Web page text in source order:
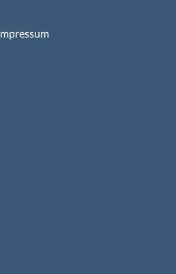
Impressum